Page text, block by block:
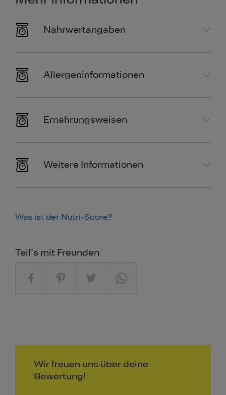
Nährwertangaben
Allergeninformationen
Ernährungsweisen
Weitere Informationen
Was ist der Nutri-Score?
Teil's mit Freunden
Wir freuen uns über deine
Bewertung!